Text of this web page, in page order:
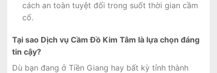
cách an toàn tuyệt đối trong suốt thời gian cầm
cố.
Tại sao Dịch vụ Cầm Đồ Kim Tâm là lựa chọn đáng
tin cậy?
Dù bạn đang ở Tiền Giang hay bất kỳ tỉnh thành